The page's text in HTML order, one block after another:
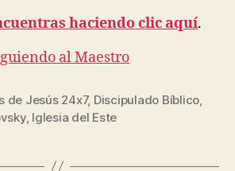
haciendo clic aquí.
al Maestro
de Jesús 24x7, Discipulado Bíblico,
, Iglesia del Este